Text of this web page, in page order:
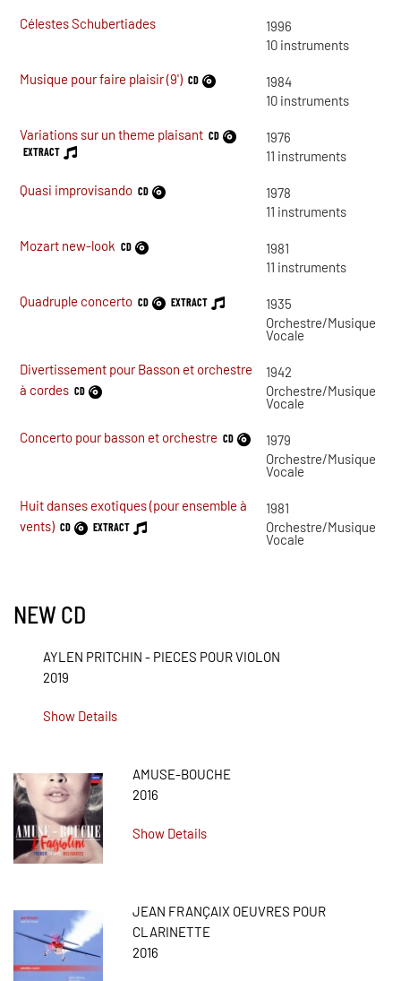
Célestes Schubertiades
1996
10 instruments
Musique pour faire plaisir (9') CD
1984
10 instruments
Variations sur un theme plaisant CD
EXTRACT
1976
11 instruments
Quasi improvisando CD
1978
11 instruments
Mozart new-look CD
1981
11 instruments
Quadruple concerto CD EXTRACT
1935
Orchestre/Musique
Vocale
Divertissement pour Basson et orchestre
à cordes CD
1942
Orchestre/Musique
Vocale
Concerto pour basson et orchestre CD
1979
Orchestre/Musique
Vocale
Huit danses exotiques (pour ensemble à
vents) CD EXTRACT
1981
Orchestre/Musique
Vocale
NEW CD
AYLEN PRITCHIN - PIECES POUR VIOLON
2019
Show Details
AMUSE-BOUCHE
2016
Show Details
JEAN FRANÇAIX OEUVRES POUR
CLARINETTE
2016